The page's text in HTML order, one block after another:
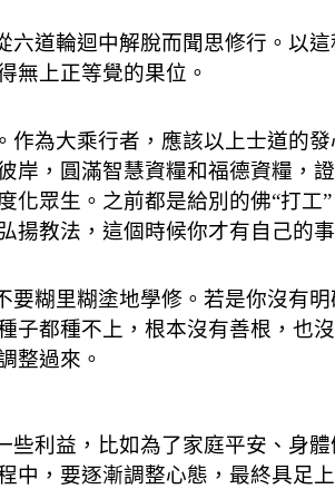
道輪迴中解脫而聞思修行。以
無上正等覺的果位。
為大乘行者，應該以上士道的
岸，圓滿智慧資糧和福德資糧，
眾生。之前都是給別的佛“打
揚教法，這個時候你才有自己的事
糊里糊塗地學修。若是你沒有
子都種不上，根本沒有善根，也
整過來。
利益，比如為了家庭平安、身
，要逐漸調整心態，最終具足